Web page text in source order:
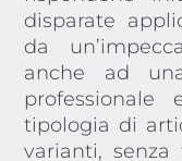
disparate
da
anche ad
professionale
tipologia di
varianti,